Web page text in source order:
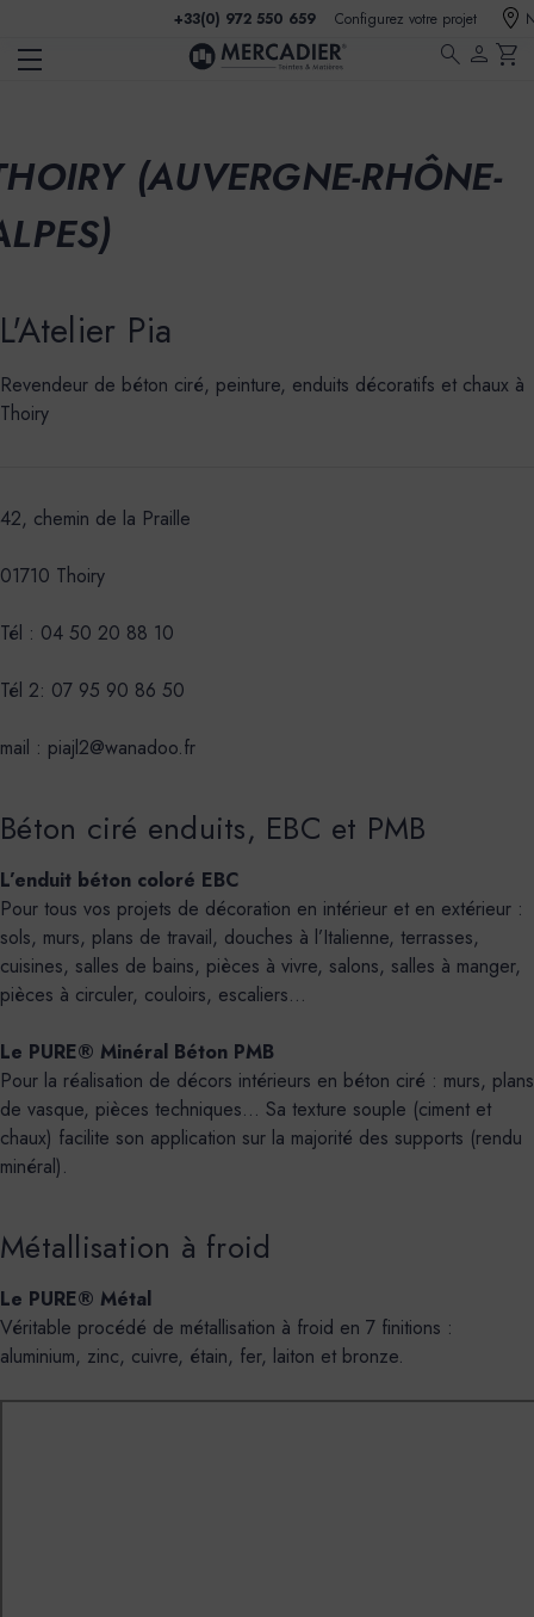
+33(0) 972 550 659 Configurez votre projet
search person shopping_cart
(AUVERGNE-RHÔNE-
L'Atelier Pia
Revendeur de béton ciré, peinture, enduits décoratifs et chaux à
Thoiry
42, chemin de la Praille
01710 Thoiry
Tél : 04 50 20 88 10
Tél 2: 07 95 90 86 50
mail : piajl2@wanadoo.fr
Béton ciré enduits, EBC et PMB
L’enduit béton coloré EBC
Pour tous vos projets de décoration en intérieur et en extérieur :
sols, murs, plans de travail, douches à l’Italienne, terrasses,
cuisines, salles de bains, pièces à vivre, salons, salles à manger,
pièces à circuler, couloirs, escaliers…
Le PURE® Minéral Béton PMB
Pour la réalisation de décors intérieurs en béton ciré : murs, plans
de vasque, pièces techniques... Sa texture souple (ciment et
chaux) facilite son application sur la majorité des supports (rendu
minéral).
Métallisation à froid
Le PURE® Métal
Véritable procédé de métallisation à froid en 7 finitions :
aluminium, zinc, cuivre, étain, fer, laiton et bronze.